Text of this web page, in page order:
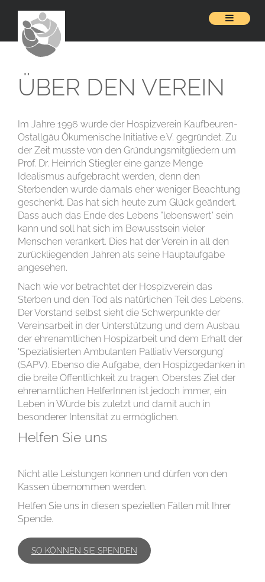
ÜBER DEN VEREIN
Im Jahre 1996 wurde der Hospizverein Kaufbeuren-
Ostallgäu Ökumenische Initiative e.V. gegründet. Zu
der Zeit musste von den Gründungsmitgliedern um
Prof. Dr. Heinrich Stiegler eine ganze Menge
Idealismus aufgebracht werden, denn den
Sterbenden wurde damals eher weniger Beachtung
geschenkt. Das hat sich heute zum Glück geändert.
Dass auch das Ende des Lebens "lebenswert" sein
kann und soll hat sich im Bewusstsein vieler
Menschen verankert. Dies hat der Verein in all den
zurückliegenden Jahren als seine Hauptaufgabe
angesehen.
Nach wie vor betrachtet der Hospizverein das
Sterben und den Tod als natürlichen Teil des Lebens.
Der Vorstand selbst sieht die Schwerpunkte der
Vereinsarbeit in der Unterstützung und dem Ausbau
der ehrenamtlichen Hospizarbeit und dem Erhalt der
'Spezialisierten Ambulanten Palliativ Versorgung'
(SAPV). Ebenso die Aufgabe, den Hospizgedanken in
die breite Öffentlichkeit zu tragen. Oberstes Ziel der
ehrenamtlichen HelferInnen ist jedoch immer, ein
Leben in Würde bis zuletzt und damit auch in
besonderer Intensität zu ermöglichen.
Helfen Sie uns
Nicht alle Leistungen können und dürfen von den
Kassen übernommen werden.
Helfen Sie uns in diesen speziellen Fällen mit Ihrer
Spende.
SO KÖNNEN SIE SPENDEN